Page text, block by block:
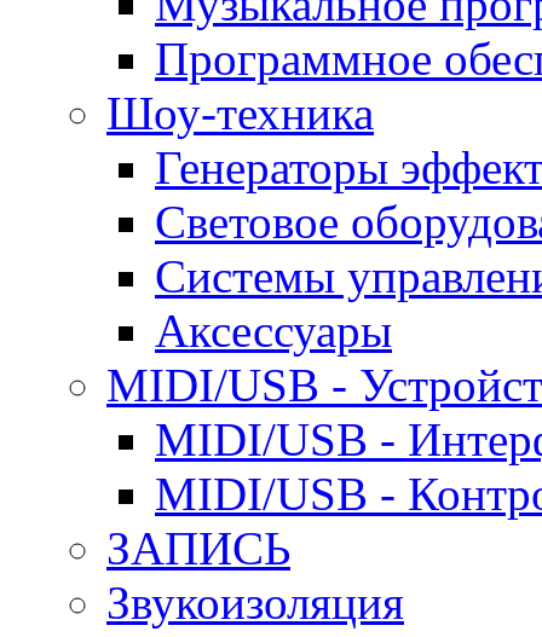
Программное
Шоу-техника
Генераторы
Световое
Системы
Аксессуары
MIDI/USB -
MIDI/USB -
MIDI/USB -
ЗАПИСЬ
Звукоизоляция